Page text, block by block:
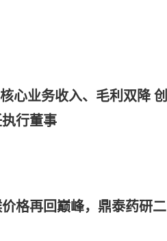
心业务收入、毛利双降 创
行董事
格再回巅峰，鼎泰药研二